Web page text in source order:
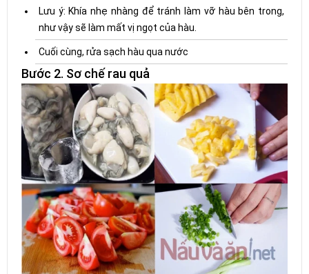
Lưu ý: Khía nhẹ nhàng để tránh làm vỡ hàu bên trong,
như vậy sẽ làm mất vị ngọt của hàu.
Cuối cùng, rửa sạch hàu qua nước
Bước 2. Sơ chế rau quả